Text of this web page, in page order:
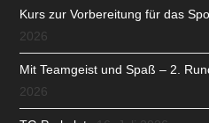
Kurs zur Vorbereitung für das
2026
Mit Teamgeist und Spaß – 2.
2026